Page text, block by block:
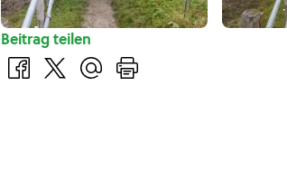
Beitrag teilen